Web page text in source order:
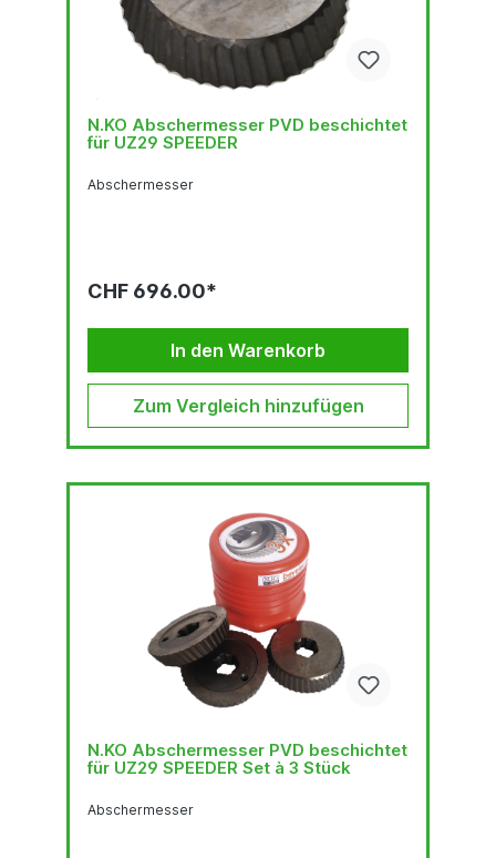
N.KO Abschermesser PVD beschichtet
für UZ29 SPEEDER
Abschermesser
CHF 696.00*
In den Warenkorb
Zum Vergleich hinzufügen
N.KO Abschermesser PVD beschichtet
für UZ29 SPEEDER Set à 3 Stück
Abschermesser